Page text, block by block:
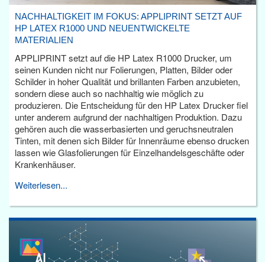
NACHHALTIGKEIT IM FOKUS: APPLIPRINT SETZT AUF
HP LATEX R1000 UND NEUENTWICKELTE
MATERIALIEN
APPLIPRINT setzt auf die HP Latex R1000 Drucker, um
seinen Kunden nicht nur Folierungen, Platten, Bilder oder
Schilder in hoher Qualität und brillanten Farben anzubieten,
sondern diese auch so nachhaltig wie möglich zu
produzieren. Die Entscheidung für den HP Latex Drucker fiel
unter anderem aufgrund der nachhaltigen Produktion. Dazu
gehören auch die wasserbasierten und geruchsneutralen
Tinten, mit denen sich Bilder für Innenräume ebenso drucken
lassen wie Glasfolierungen für Einzelhandelsgeschäfte oder
Krankenhäuser.
Weiterlesen...